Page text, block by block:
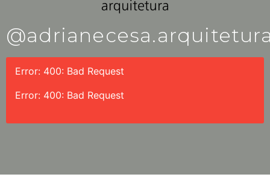
Error: 400: Bad Request
Error: 400: Bad Request